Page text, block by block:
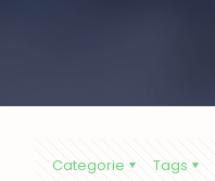
Categorie Tags